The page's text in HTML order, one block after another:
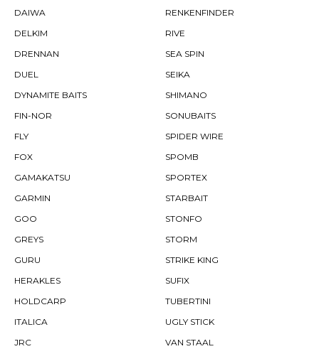
DAIWA
DELKIM
DRENNAN
DUEL
DYNAMITE BAITS
FIN-NOR
FLY
FOX
GAMAKATSU
GARMIN
GOO
GREYS
GURU
HERAKLES
HOLDCARP
ITALICA
JRC
RENKENFINDER
RIVE
SEA SPIN
SEIKA
SHIMANO
SONUBAITS
SPIDER WIRE
SPOMB
SPORTEX
STARBAIT
STONFO
STORM
STRIKE KING
SUFIX
TUBERTINI
UGLY STICK
VAN STAAL